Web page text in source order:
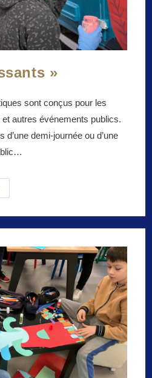
»
sont conçus pour les
autres événements publics.
demi-journée ou d’une
»